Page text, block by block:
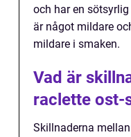
och har en
är något mildare
mildare i smaken.
Vad är
raclette ost-
Skillnaderna